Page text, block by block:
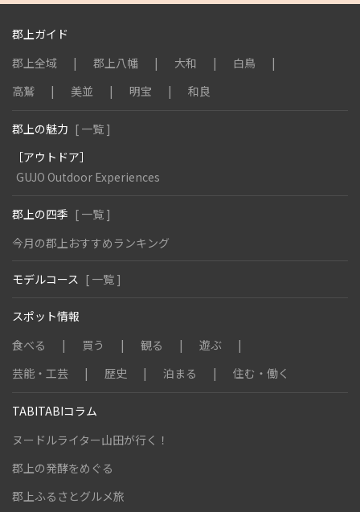
郡上ガイド
郡上全域
郡上八幡 大和
白鳥
高鷲
美並 明宝 和良
郡上の魅力 [ 一覧 ]
［アウトドア］
GUJO Outdoor Experiences
郡上の四季 [ 一覧 ]
今月の郡上おすすめランキング
モデルコース [ 一覧 ]
スポット情報
食べる
買う 観る
遊ぶ
芸能・工芸
歴史 泊まる 住む・働く
TABITABIコラム
ヌードルライター山田が行く！
郡上の発酵をめぐる
郡上ふるさとグルメ旅